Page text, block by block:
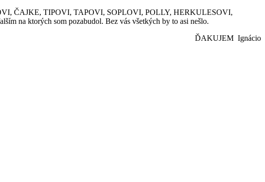
ČAJKE, TIPOVI, TAPOVI, SOPLOVI, POLLY, HERKULESOVI,
ktorých som pozabudol. Bez vás všetkých by to asi nešlo.
ĎAKUJEM Ignácio